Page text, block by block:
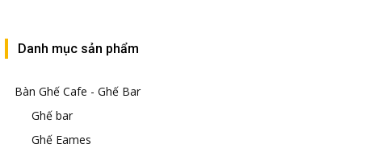
Danh mục sản phẩm
Bàn Ghế Cafe - Ghế Bar
Ghế bar
Ghế Eames